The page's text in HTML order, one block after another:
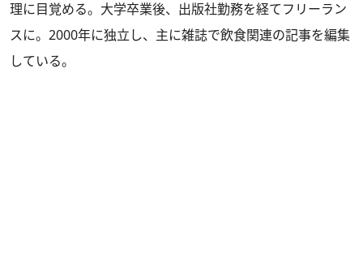
理に目覚める。大学卒業後、出版社勤務を経てフリーラン
スに。2000年に独立し、主に雑誌で飲食関連の記事を編集
している。